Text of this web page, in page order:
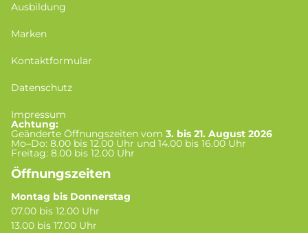
Ausbildung
Marken
Kontaktformular
Datenschutz
Impressum
Achtung:
Geänderte Öffnungszeiten vom 3. bis 21. August 2026
Mo–Do: 8.00 bis 12.00 Uhr und 14.00 bis 16.00 Uhr
Freitag: 8.00 bis 12.00 Uhr
Öffnungszeiten
Montag bis Donnerstag
07.00 bis 12.00 Uhr
13.00 bis 17.00 Uhr